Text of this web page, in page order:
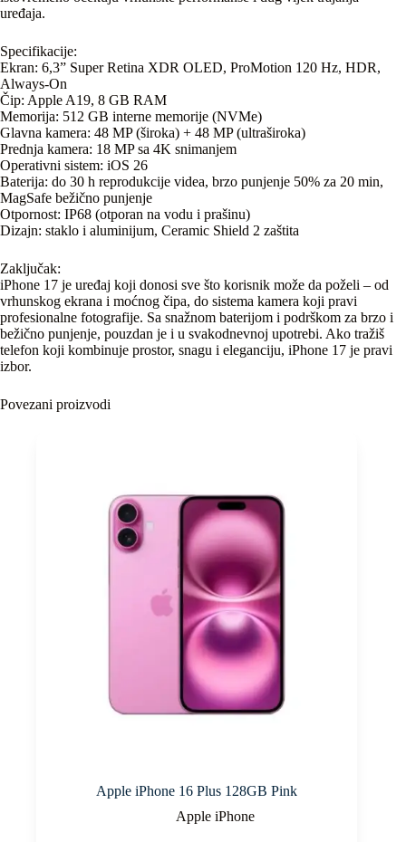
uređaja.
Specifikacije:
Ekran: 6,3” Super Retina XDR OLED, ProMotion 120 Hz, HDR,
Always-On
Čip: Apple A19, 8 GB RAM
Memorija: 512 GB interne memorije (NVMe)
Glavna kamera: 48 MP (široka) + 48 MP (ultraširoka)
Prednja kamera: 18 MP sa 4K snimanjem
Operativni sistem: iOS 26
Baterija: do 30 h reprodukcije videa, brzo punjenje 50% za 20 min,
MagSafe bežično punjenje
Otpornost: IP68 (otporan na vodu i prašinu)
Dizajn: staklo i aluminijum, Ceramic Shield 2 zaštita
Zaključak:
iPhone 17 je uređaj koji donosi sve što korisnik može da poželi – od
vrhunskog ekrana i moćnog čipa, do sistema kamera koji pravi
profesionalne fotografije. Sa snažnom baterijom i podrškom za brzo i
bežično punjenje, pouzdan je i u svakodnevnoj upotrebi. Ako tražiš
telefon koji kombinuje prostor, snagu i eleganciju, iPhone 17 je pravi
izbor.
Povezani proizvodi
Apple iPhone 16 Plus 128GB Pink
Apple iPhone